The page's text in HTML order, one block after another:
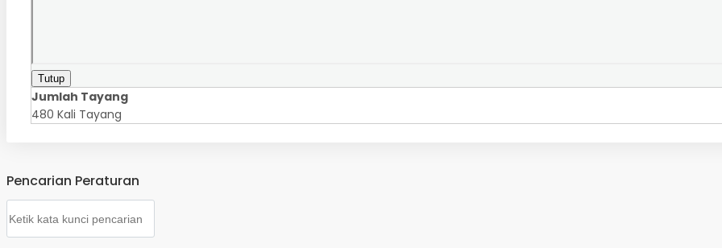
Tutup
Jumlah Tayang
480 Kali Tayang
Pencarian Peraturan